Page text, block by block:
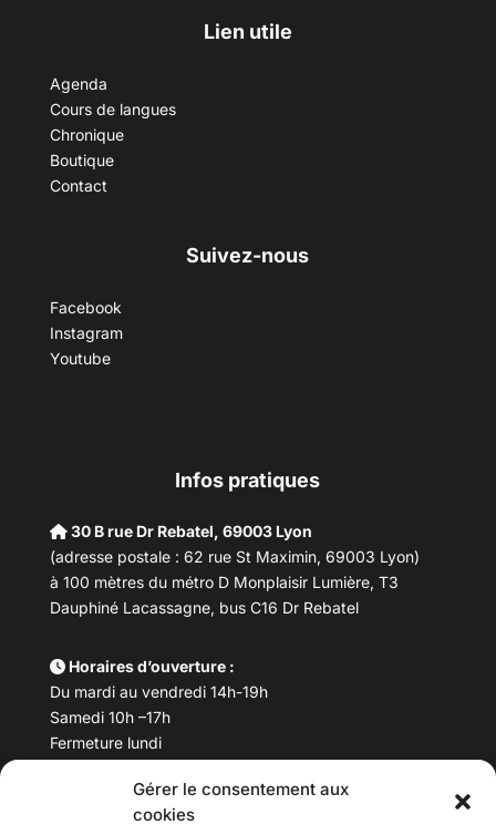
Gérer le consentement aux
cookies
Lien utile
Agenda
Cours de langues
Chronique
Boutique
Contact
Suivez-nous
Facebook
Instagram
Youtube
Infos pratiques
30 B rue Dr Rebatel, 69003 Lyon
(adresse postale : 62 rue St Maximin, 69003 Lyon)
à 100 mètres du métro D Monplaisir Lumière, T3
Dauphiné Lacassagne, bus C16 Dr Rebatel
Horaires d’ouverture :
Du mardi au vendredi 14h-19h
Samedi 10h –17h
Fermeture lundi
Téléphone : 04 78 53 06 40
maisondesculturesasiatiques@asiexpo.com